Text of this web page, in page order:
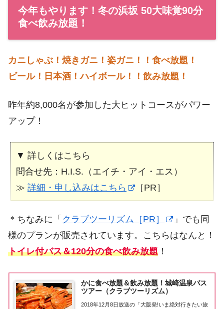
今年もやります！冬の浜坂 50大味覚90分
食べ飲み放題！
カニしゃぶ！焼きガニ！姿ガニ！！食べ放題！
ビール！日本酒！ハイボール！！飲み放題！
昨年約8,000名が参加した大ヒットコースがパワー
アップ！
▼ 詳しくはこちら
問合せ先：H.I.S.（エイチ・アイ・エス）
≫ 詳細・申し込みはこちら ［PR］
＊ちなみに「 クラブツーリズム［PR］
」でも同
様のプランが販売されています。こちらはなんと！
トイレ付バス＆120分の食べ飲み放題 ！
かに食べ放題＆飲み放題！城崎温泉バス
ツアー（クラブツーリズム）
2018年12月8日放送の「大阪発!いま絶対行きたい旅